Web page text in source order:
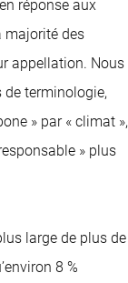
réponse aux
majorité des
appellation. Nous
terminologie,
» par « climat »,
» plus
large de plus de
8 %